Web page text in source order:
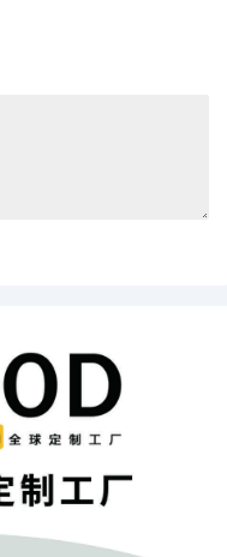
信息披露令并准许原告通
裁定准予的内容将命令
2个工作日内采取冻结措
一时间采取冻结账户余
以规避法律风险。而
号，即卖家收到消息时
超过14天，最多可再延长